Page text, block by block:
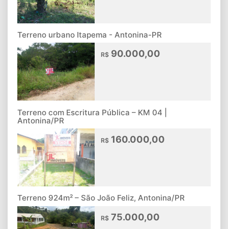
Terreno urbano Itapema - Antonina-PR
R$ 90.000,00
Terreno com Escritura Pública – KM 04 |
Antonina/PR
R$ 160.000,00
Terreno 924m² – São João Feliz, Antonina/PR
R$ 75.000,00